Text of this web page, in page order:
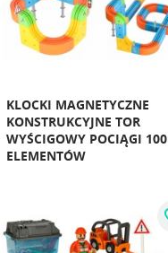
KLOCKI MAGNETYCZNE
KONSTRUKCYJNE TOR
WYŚCIGOWY POCIĄGI 100
ELEMENTÓW